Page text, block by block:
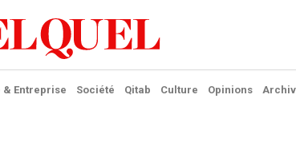
& Entreprise Société Qitab Culture Opinions